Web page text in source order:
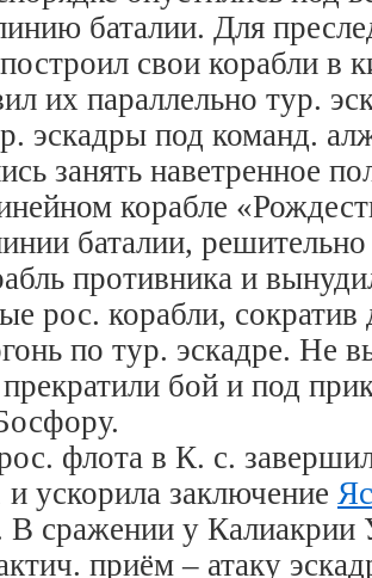
ба­та­лии. Для
свои ко­раб­ли в
их па­рал­лель­но тур.
эс­кад­ры под ко­манд.
за­нять на­вет­рен­ное
ко­раб­ле
ба­та­лии,
про­тив­ни­ка и
рос. ко­раб­ли,
по тур. эс­кад­ре. Не
бой и под
фло­та в К. с.
ус­ко­ри­ла за­клю­че­ние
В сра­же­нии у Ка­ли­ак­рии
при­ём – ата­ку